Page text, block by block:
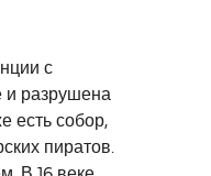
с
и разрушена
есть собор,
пиратов.